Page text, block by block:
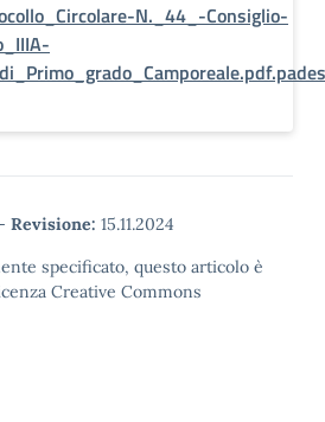
N._44_-Consiglio-
- Revisione: 15.11.2024
specificato, questo articolo è
Creative Commons